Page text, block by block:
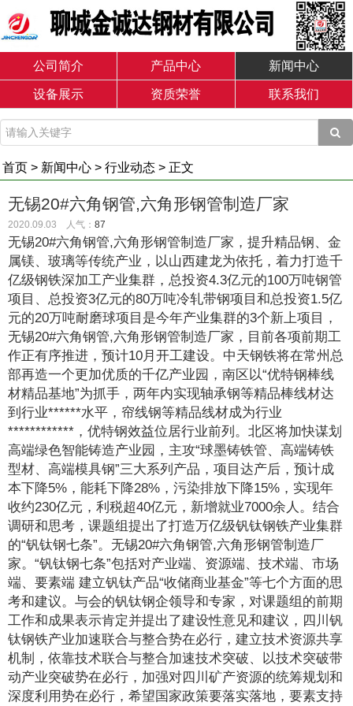
公司简介 产品中心 新闻中心
设备展示 资质荣誉 联系我们
首页 > 新闻中心 > 行业动态 > 正文
无锡20#六角钢管,六角形钢管制造厂家
2020.09.03 人气：87
无锡20#六角钢管,六角形钢管制造厂家，提升精品钢、金
属镁、玻璃等传统产业，以山西建龙为依托，着力打造千
亿级钢铁深加工产业集群，总投资4.3亿元的100万吨钢管
项目、总投资3亿元的80万吨冷轧带钢项目和总投资1.5亿
元的20万吨耐磨球项目是今年产业集群的3个新上项目，
无锡20#六角钢管,六角形钢管制造厂家，目前各项前期工
作正有序推进，预计10月开工建设。中天钢铁将在常州总
部再造一个更加优质的千亿产业园，南区以“优特钢棒线
材精品基地”为抓手，两年内实现轴承钢等精品棒线材达
到行业******水平，帘线钢等精品线材成为行业
************，优特钢效益位居行业前列。北区将加快谋划
高端绿色智能铸造产业园，主攻“球墨铸铁管、高端铸铁
型材、高端模具钢”三大系列产品，项目达产后，预计成
本下降5%，能耗下降28%，污染排放下降15%，实现年
收约230亿元，利税超40亿元，新增就业7000余人。结合
调研和思考，课题组提出了打造万亿级钒钛钢铁产业集群
的“钒钛钢七条”。无锡20#六角钢管,六角形钢管制造厂
家。“钒钛钢七条”包括对产业端、资源端、技术端、市场
端、要素端 建立钒钛产品“收储商业基金”等七个方面的思
考和建议。与会的钒钛钢企领导和专家，对课题组的前期
工作和成果表示肯定并提出了建设性意见和建议，四川钒
钛钢铁产业加速联合与整合势在必行，建立技术资源共享
机制，依靠技术联合与整合加速技术突破、以技术突破带
动产业突破势在必行，加强对四川矿产资源的统筹规划和
深度利用势在必行，希望国家政策要落实落地，要素支持